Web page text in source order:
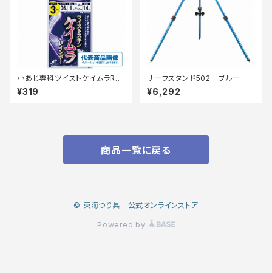
小あじ専科ツイストケイムラRB
6本3-6【継続セール_仕掛】
¥319
サーフスタンド502 ブルー
¥6,292
商品一覧に戻る
© 東海つり具 公式オンラインストア
Powered by